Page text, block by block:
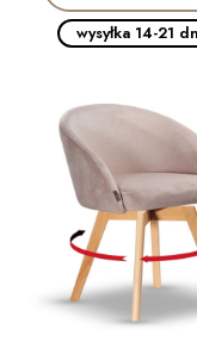
wysyłka 14-21